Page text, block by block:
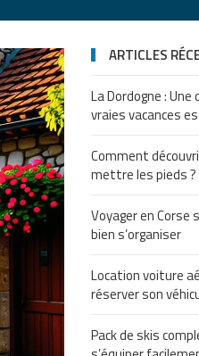
ARTICLES
La Dordogne :
vraies vacances
Comment
mettre les pieds ?
Voyager en Corse
bien s’organiser
Location voiture
réserver son
Pack de skis